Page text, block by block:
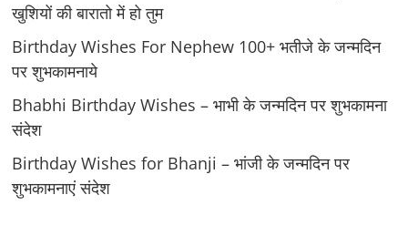
खुशियों की बारातो में हो तुम
Birthday Wishes For Nephew 100+ भतीजे के जन्मदिन
पर शुभकामनाये
Bhabhi Birthday Wishes – भाभी के जन्मदिन पर शुभकामना
संदेश
Birthday Wishes for Bhanji – भांजी के जन्मदिन पर
शुभकामनाएं संदेश